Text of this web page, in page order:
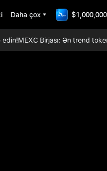
Daha çox $1,000,000
MEXC Birjası: Ən trend